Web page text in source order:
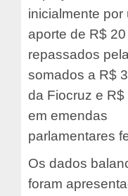
inicialmente por
aporte de R$
repassados
somados a R$
da Fiocruz e R$
em emendas
parlamentares
Os dados
foram